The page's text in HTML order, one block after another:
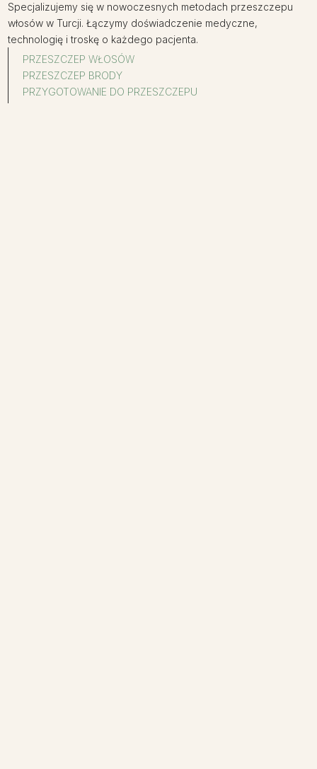
Specjalizujemy się w nowoczesnych metodach przeszczepu
włosów w Turcji. Łączymy doświadczenie medyczne,
technologię i troskę o każdego pacjenta.
PRZESZCZEP WŁOSÓW
PRZESZCZEP BRODY
PRZYGOTOWANIE DO PRZESZCZEPU